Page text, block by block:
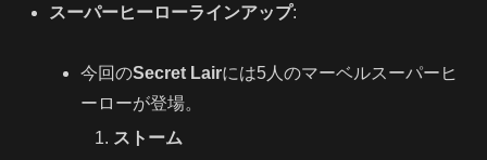
スーパーヒーローラインアップ:
今回のSecret Lairには5人のマーベルスーパーヒ
ーローが登場。
ストーム